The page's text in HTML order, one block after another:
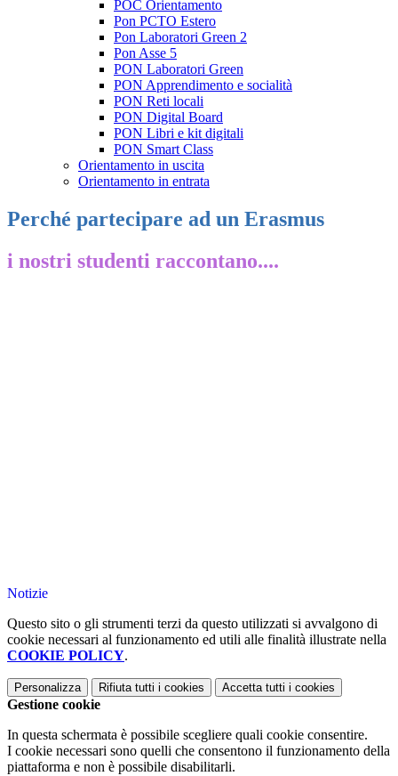
POC Orientamento
Pon PCTO Estero
Pon Laboratori Green 2
Pon Asse 5
PON Laboratori Green
PON Apprendimento e socialità
PON Reti locali
PON Digital Board
PON Libri e kit digitali
PON Smart Class
Orientamento in uscita
Orientamento in entrata
Perché partecipare ad un Erasmus
i nostri studenti raccontano....
Notizie
Questo sito o gli strumenti terzi da questo utilizzati si avvalgono di
cookie necessari al funzionamento ed utili alle finalità illustrate nella
COOKIE POLICY.
Personalizza Rifiuta tutti i cookies Accetta tutti i cookies
Gestione cookie
In questa schermata è possibile scegliere quali cookie consentire.
I cookie necessari sono quelli che consentono il funzionamento della
piattaforma e non è possibile disabilitarli.